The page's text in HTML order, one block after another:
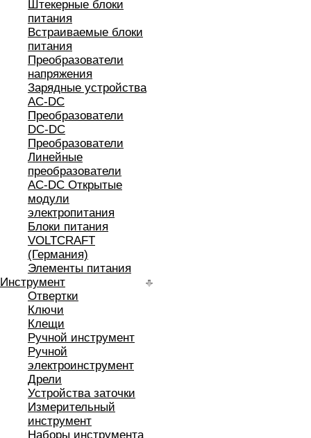
Штекерные блоки
питания
Встраиваемые блоки
питания
Преобразователи
напряжения
Зарядные устройства
AC-DC
Преобразователи
DC-DC
Преобразователи
Линейные
преобразователи
AC-DC Открытые
модули
электропитания
Блоки питания
VOLTCRAFT
(Германия)
Элементы питания
Инструмент
Отвертки
Ключи
Клещи
Ручной инструмент
Ручной
электроинструмент
Дрели
Устройства заточки
Измерительный
инструмент
Наборы инструмента